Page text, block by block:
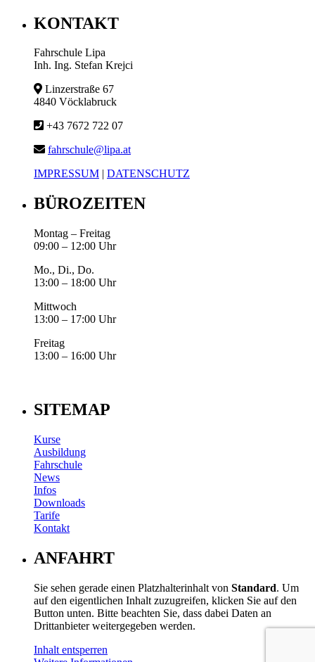
KONTAKT
Fahrschule Lipa
Inh. Ing. Stefan Krejci
Linzerstraße 67
4840 Vöcklabruck
+43 7672 722 07
fahrschule@lipa.at
IMPRESSUM | DATENSCHUTZ
BÜROZEITEN
Montag – Freitag
09:00 – 12:00 Uhr
Mo., Di., Do.
13:00 – 18:00 Uhr
Mittwoch
13:00 – 17:00 Uhr
Freitag
13:00 – 16:00 Uhr
SITEMAP
Kurse
Ausbildung
Fahrschule
News
Infos
Downloads
Tarife
Kontakt
ANFAHRT
Sie sehen gerade einen Platzhalterinhalt von Standard. Um
auf den eigentlichen Inhalt zuzugreifen, klicken Sie auf den
Button unten. Bitte beachten Sie, dass dabei Daten an
Drittanbieter weitergegeben werden.
Inhalt entsperren